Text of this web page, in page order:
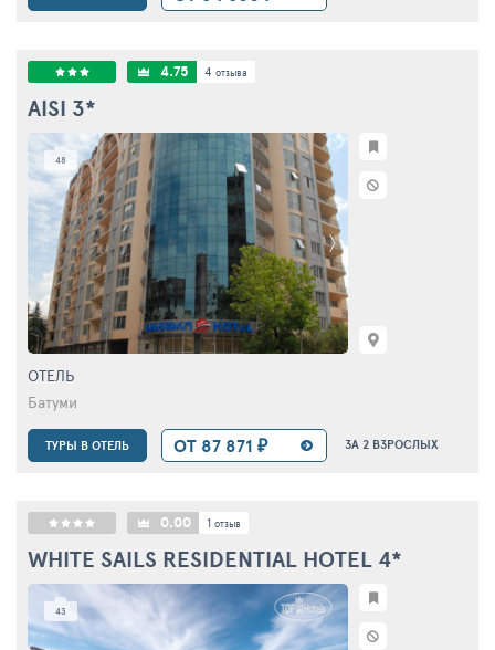
48
4.75 4 отзыва
AISI 3*
ОТЕЛЬ
Батуми
ТУРЫ В ОТЕЛЬ ОТ 87 871 ₽ ЗА 2 ВЗРОСЛЫХ
43
0.00 1 отзыв
WHITE SAILS RESIDENTIAL HOTEL 4*